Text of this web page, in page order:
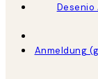
Desenio
Anmeldung